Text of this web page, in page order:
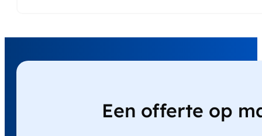
Een offerte op